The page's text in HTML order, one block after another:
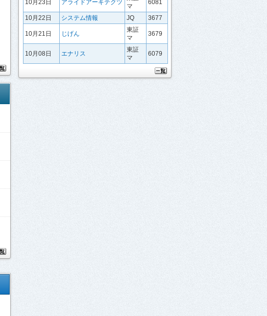
10月23日 アライドアーキテクツ
マ
6081
10月22日 システム情報 JQ 3677
10月21日 じげん
東証
マ
3679
10月08日 エナリス
東証
マ
6079